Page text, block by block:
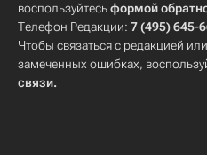
воспользуйтесьформой
Телефон Редакции: 7 (495) 645-
Чтобы связаться с редакцией
замеченных ошибках,
связи.